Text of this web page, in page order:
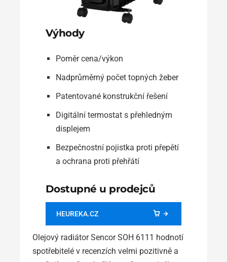
Výhody
Poměr cena/výkon
Nadprůměrný počet topných žeber
Patentované konstrukční řešení
Digitální termostat s přehledným
displejem
Bezpečnostní pojistka proti přepětí
a ochrana proti přehřátí
Dostupné u prodejců
HEUREKA.CZ
Olejový radiátor Sencor SOH 6111 hodnotí
spotřebitelé v recenzích velmi pozitivně a